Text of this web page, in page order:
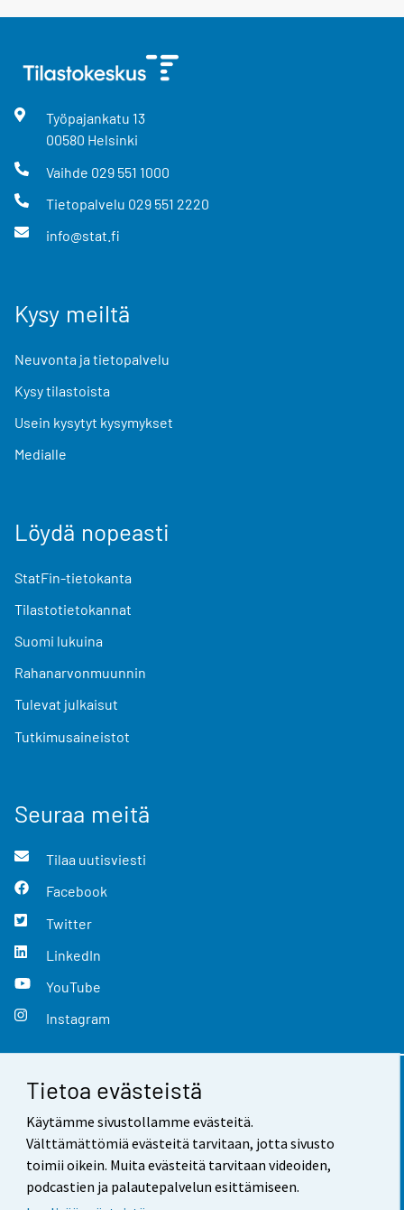
Tietoa evästeistä
Käytämme sivustollamme evästeitä.
Välttämättömiä evästeitä tarvitaan, jotta sivusto
toimii oikein. Muita evästeitä tarvitaan videoiden,
podcastien ja palautepalvelun esittämiseen.
Työpajankatu 13
00580 Helsinki
Vaihde 029 551 1000
Tietopalvelu 029 551 2220
info@stat.fi
Kysy meiltä
Neuvonta ja tietopalvelu
Kysy tilastoista
Usein kysytyt kysymykset
Medialle
Löydä nopeasti
StatFin-tietokanta
Tilastotietokannat
Suomi lukuina
Rahanarvonmuunnin
Tulevat julkaisut
Tutkimusaineistot
Seuraa meitä
Tilaa uutisviesti
Facebook
Twitter
LinkedIn
YouTube
Instagram
Yhteystiedot
Palaute
Käyttöehdot